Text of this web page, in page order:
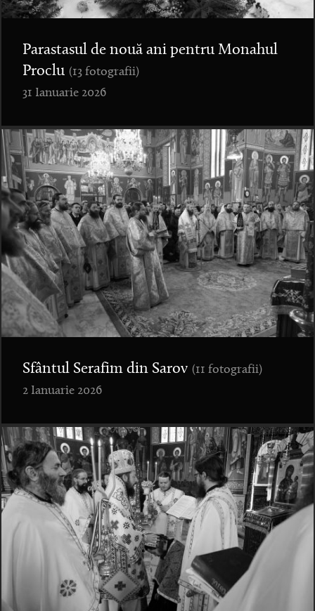
Parastasul de nouă ani pentru Monahul
Proclu (13 fotografii)
31 Ianuarie 2026
Sfântul Serafim din Sarov (11 fotografii)
2 Ianuarie 2026